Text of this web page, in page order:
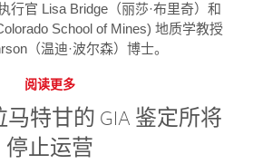
行官 Lisa Bridge（丽莎·布里奇）和
School of Mines) 地质学教授
（温迪·波尔森）博士。
阅读更多
特甘的 GIA 鉴定所将
停止运营